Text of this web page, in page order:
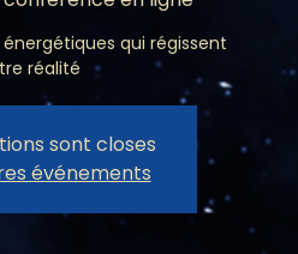
qui régissent
réalité
sont closes
événements